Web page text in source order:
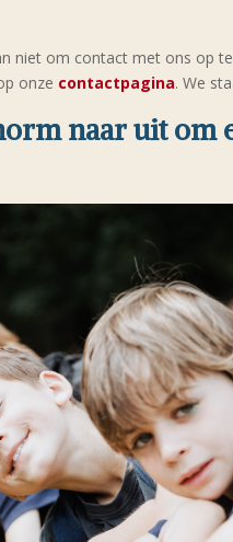
niet om contact met ons op
onze contactpagina. We
naar uit om